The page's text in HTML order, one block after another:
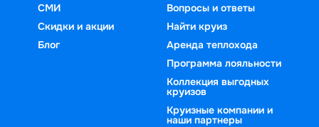
СМИ
Скидки и акции
Блог
Вопросы и ответы
Найти круиз
Аренда теплохода
Программа лояльности
Коллекция выгодных
круизов
Круизные компании и
наши партнеры